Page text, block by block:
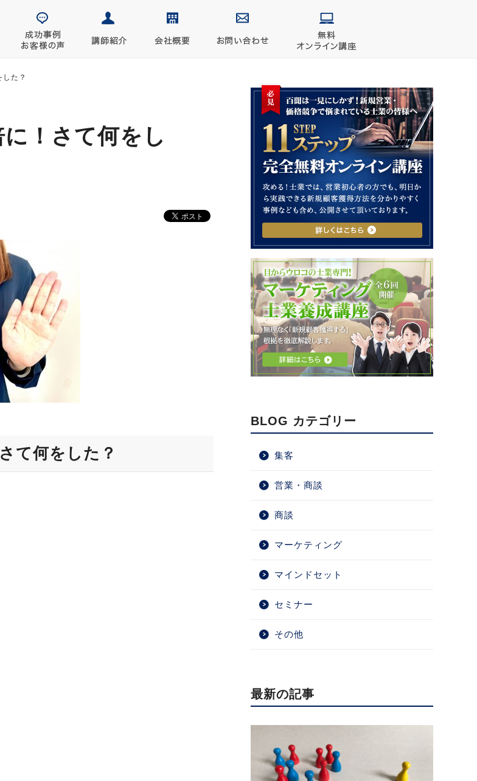
した？
！さて何をし
て何をした？
BLOG カテゴリー
集客
営業・商談
商談
マーケティング
マインドセット
セミナー
その他
最新の記事